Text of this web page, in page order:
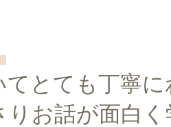
てとても丁寧
りお話が面白